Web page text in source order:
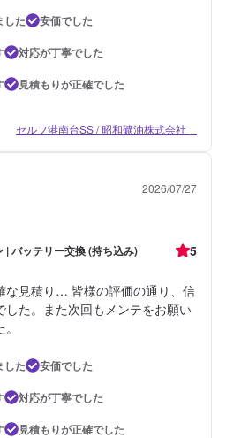
した
安価でした
対応が丁寧でした
見積もりが正確でした
セルフ港南台SS / 昭和礦油株式会社
2026/07/27
| バッテリー交換 (持ち込み) 5
な見積り… 皆様の評価の通り、信
した。また次回もメンテをお願い
した
安価でした
対応が丁寧でした
見積もりが正確でした